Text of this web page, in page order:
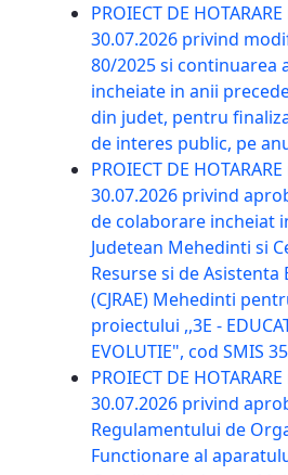
PROIECT DE
30.07.2026 privind
80/2025 si continuarea
incheiate in anii
din judet, pentru
de interes public, pe
PROIECT DE
30.07.2026 privind
de colaborare incheiat
Judetean Mehedinti si
Resurse si de Asistenta
(CJRAE) Mehedinti
proiectului ,,3E -
EVOLUTIE", cod SMIS
PROIECT DE
30.07.2026 privind
Regulamentului de
Functionare al